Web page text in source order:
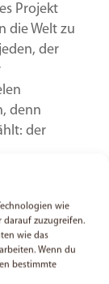
wie
darauf zuzugreifen.
wie das
Wenn du
bestimmte
Projekt
die Welt zu
der
denn
der